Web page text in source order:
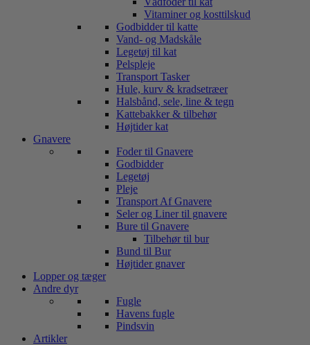
Vitaminer og kosttilskud
Godbidder til katte
Vand- og Madskåle
Legetøj til kat
Pelspleje
Transport Tasker
Hule, kurv & kradsetræer
Halsbånd, sele, line & tegn
Kattebakker & tilbehør
Højtider kat
Gnavere
Foder til Gnavere
Godbidder
Legetøj
Pleje
Transport Af Gnavere
Seler og Liner til gnavere
Bure til Gnavere
Tilbehør til bur
Bund til Bur
Højtider gnaver
Lopper og tæger
Andre dyr
Fugle
Havens fugle
Pindsvin
Artikler